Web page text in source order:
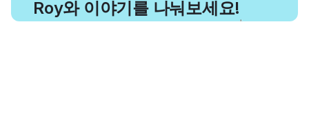
Roy와 이야기를 나눠보세요!